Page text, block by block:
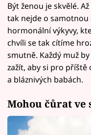
Být ženou je skvělé.
tak nejde o
hormonální výkyvy,
chvíli se tak cítíme
smutně. Každý muž
zažít, aby si pro
a bláznivých babách.
Mohou čůrat ve